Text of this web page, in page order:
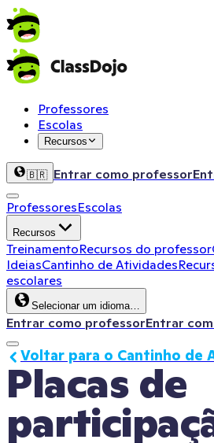
Professores
Escolas
Recursos
🇧🇷 Entrar como professor
ProfessoresEscolas
Recursos
TreinamentoRecursos do professor
IdeiasCantinho de Atividades
escolares
Selecionar um idioma…
Entrar como professorEntrar
Placas de
Voltar para o Cantinho de